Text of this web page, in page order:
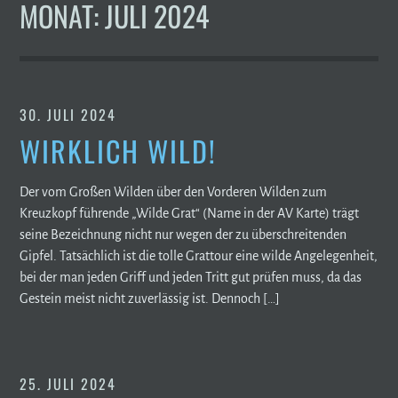
MONAT:JULI 2024
30. JULI 2024
WIRKLICH WILD!
Der vom Großen Wilden über den Vorderen Wilden zum
Kreuzkopf führende „Wilde Grat“ (Name in der AV Karte) trägt
seine Bezeichnung nicht nur wegen der zu überschreitenden
Gipfel. Tatsächlich ist die tolle Grattour eine wilde Angelegenheit,
bei der man jeden Griff und jeden Tritt gut prüfen muss, da das
Gestein meist nicht zuverlässig ist. Dennoch […]
25. JULI 2024